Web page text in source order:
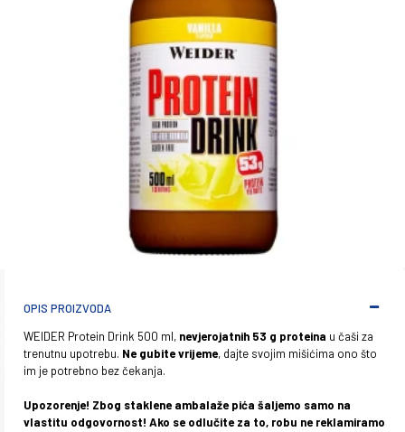
OPIS PROIZVODA
WEIDER Protein Drink 500 ml, nevjerojatnih 53 g proteina u čaši za
trenutnu upotrebu. Ne gubite vrijeme, dajte svojim mišićima ono što
im je potrebno bez čekanja.
Upozorenje! Zbog staklene ambalaže pića šaljemo samo na
vlastitu odgovornost! Ako se odlučite za to, robu ne reklamiramo